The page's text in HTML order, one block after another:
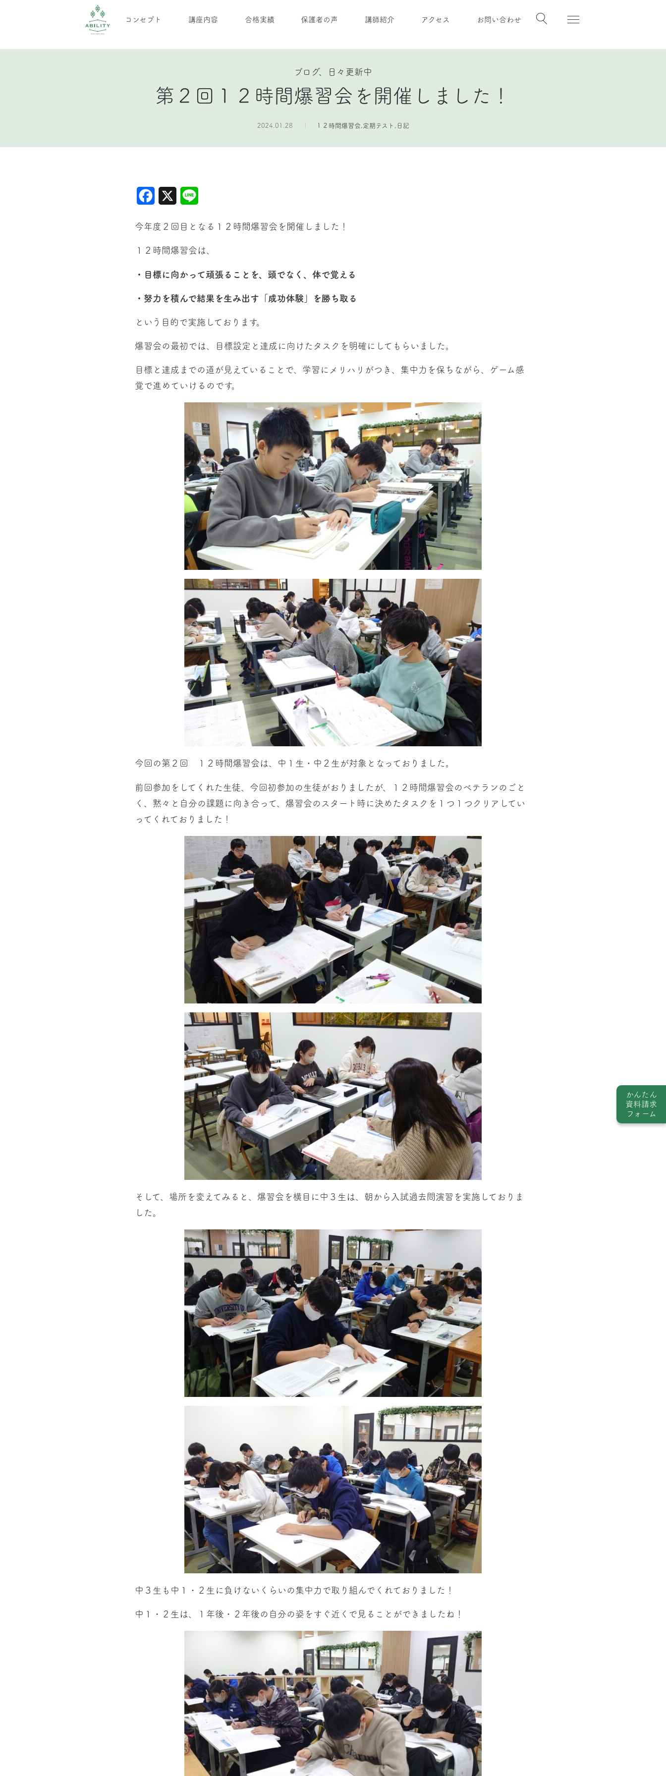
コンセプト 講座内容 合格実績 保護者の声 講師紹介 アクセス お問い合わせ
ブログ、日々更新中
第２回１２時間爆習会を開催しました！
2024.01.28 １２時間爆習会 ,定期テスト , 日記
Facebook
今年度２回目となる１２時間爆習会を開催しました！
１２時間爆習会は、
・目標に向かって頑張ることを、頭でなく、体で覚える
・努力を積んで結果を生み出す「成功体験」を勝ち取る
という目的で実施しております。
爆習会の最初では、目標設定と達成に向けたタスクを明確にしてもらいました。
目標と達成までの道が見えていることで、学習にメリハリがつき、集中力を保ちながら、ゲーム感
覚で進めていけるのです。
今回の第２回 １２時間爆習会は、中１生・中２生が対象となっておりました。
前回参加をしてくれた生徒、今回初参加の生徒がおりましたが、１２時間爆習会のベテランのごと
く、黙々と自分の課題に向き合って、爆習会のスタート時に決めたタスクを１つ１つクリアしてい
ってくれておりました！
そして、場所を変えてみると、爆習会を横目に中３生は、朝から入試過去問演習を実施しておりま
した。
中３生も中１・２生に負けないくらいの集中力で取り組んでくれておりました！
中１・２生は、１年後・２年後の自分の姿をすぐ近くで見ることができましたね！
かんたん
資料請求
フォーム